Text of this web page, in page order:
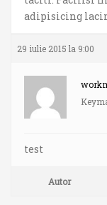
adipisicing
29 iulie 2015 la 9:00
test
Autor